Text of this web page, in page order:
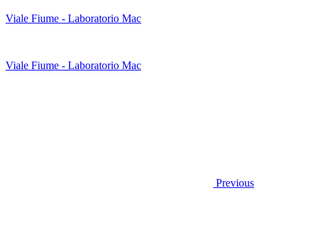
Viale Fiume - Laboratorio Mac
Viale Fiume - Laboratorio Mac
Previous